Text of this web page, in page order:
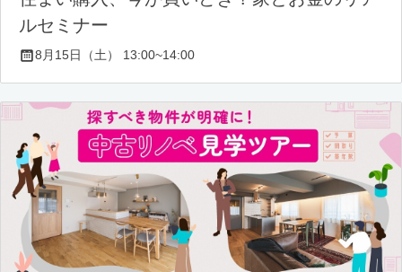
ルセミナー
8月15日（土） 13:00~14:00